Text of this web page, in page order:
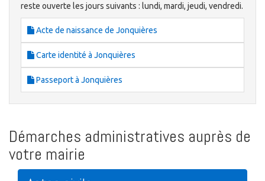
reste ouverte les jours suivants : lundi, mardi, jeudi, vendredi.
Acte de naissance de Jonquières
Carte identité à Jonquières
Passeport à Jonquières
Démarches administratives auprès de
votre mairie